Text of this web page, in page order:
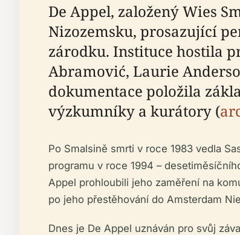
De Appel, založený Wies
Nizozemsku, prosazující
zárodku. Instituce hostila
Abramović, Laurie
dokumentace položila
výzkumníky a kurátory (
Po Smalsině smrti v roce 1983 vedla
programu v roce 1994 –
Appel prohloubili jeho zaměření na
po jeho přestěhování do Amsterdam
Dnes je De Appel uznáván pro svůj